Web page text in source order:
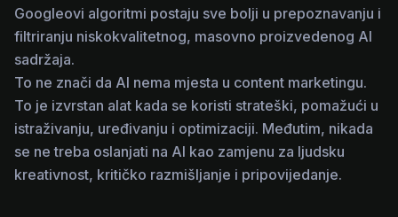
Googleovi algoritmi postaju sve bolji u prepoznavanju i
filtriranju niskokvalitetnog, masovno proizvedenog AI
sadržaja.
To ne znači da AI nema mjesta u content marketingu.
To je izvrstan alat kada se koristi strateški, pomažući u
istraživanju, uređivanju i optimizaciji. Međutim, nikada
se ne treba oslanjati na AI kao zamjenu za ljudsku
kreativnost, kritičko razmišljanje i pripovijedanje.